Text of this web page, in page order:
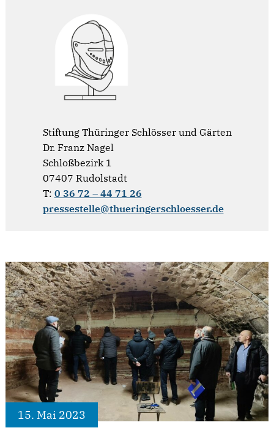
Stiftung Thüringer Schlösser und Gärten
Dr. Franz Nagel
Schloßbezirk 1
07407 Rudolstadt
T: 0 36 72 – 44 71 26
pressestelle@thueringerschloesser.de
15. Mai 2023